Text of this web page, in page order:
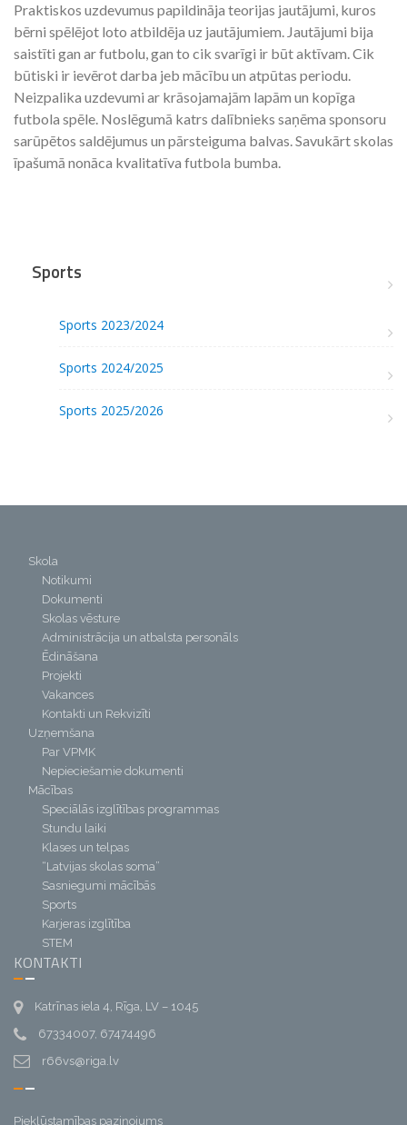
Praktiskos uzdevumus papildināja teorijas jautājumi, kuros
bērni spēlējot loto atbildēja uz jautājumiem. Jautājumi bija
saistīti gan ar futbolu, gan to cik svarīgi ir būt aktīvam. Cik
būtiski ir ievērot darba jeb mācību un atpūtas periodu.
Neizpalika uzdevumi ar krāsojamajām lapām un kopīga
futbola spēle. Noslēgumā katrs dalībnieks saņēma sponsoru
sarūpētos saldējumus un pārsteiguma balvas. Savukārt skolas
īpašumā nonāca kvalitatīva futbola bumba.
Sports
Sports 2023/2024
Sports 2024/2025
Sports 2025/2026
Skola
Notikumi
Dokumenti
Skolas vēsture
Administrācija un atbalsta personāls
Ēdināšana
Projekti
Vakances
Kontakti un Rekvizīti
Uzņemšana
Par VPMK
Nepieciešamie dokumenti
Mācības
Speciālās izglītības programmas
Stundu laiki
Klases un telpas
“Latvijas skolas soma”
Sasniegumi mācībās
Sports
Karjeras izglītība
STEM
KONTAKTI
Katrīnas iela 4, Rīga, LV – 1045
67334007, 67474496
r66vs@riga.lv
Piekļūstamības paziņojums